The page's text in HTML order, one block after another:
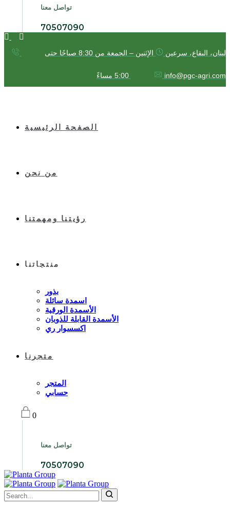
تواصل معنا
70507090
لبنان، البقاع، سرعين الإثنين – الجمعة من 8:30 صباحًا حتى
5:00 مساءً info@pgc-agri.com
الصفحة الرئيسية
من نحن
رؤيتنا ومهمتنا
منتجاتنا
بذور
اسمدة سائلة
الأسمدة الورقية
الأسمدة القابلة للذوبان
اكسسوار ري
متجرنا
المتجر
حسابي
0
تواصل معنا
70507090